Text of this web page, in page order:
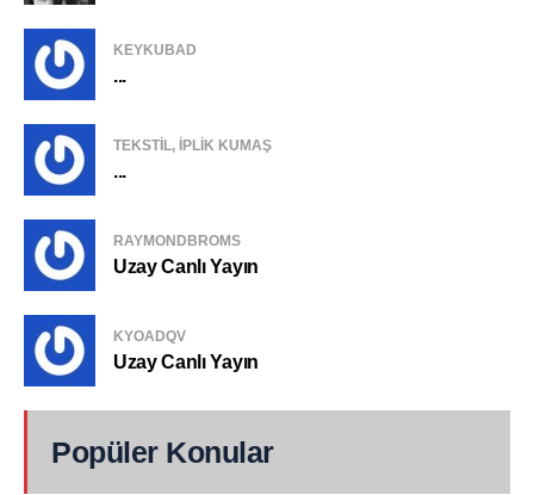
KEYKUBAD
...
TEKSTIL, IPLIK KUMAŞ
...
RAYMONDBROMS
Uzay Canlı Yayın
KYOADQV
Uzay Canlı Yayın
Popüler Konular